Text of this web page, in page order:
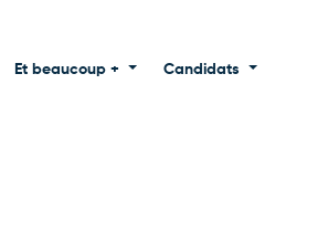
Et beaucoup + Candidats